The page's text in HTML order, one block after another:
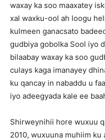
waxay ka soo maaxatey
xal waxku-ool ah loogu
kulmeen ganacsato
gudbiya gobolka Sool iyo
bilaabay waxay ka soo
culays kaga imanayey
ku qancay in nabaddu u
iyo adeegyada kale ee
Shirweynihii hore wuxuu
2010, wuxuuna muhiim ku